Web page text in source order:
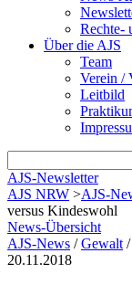
Rechte-
Über die AJS
Team
Verein /
Leitbild
AJS-Newsletter
AJS NRW >AJS-
versus Kindeswohl
News-Übersicht
AJS-News /Gewalt /
20.11.2018